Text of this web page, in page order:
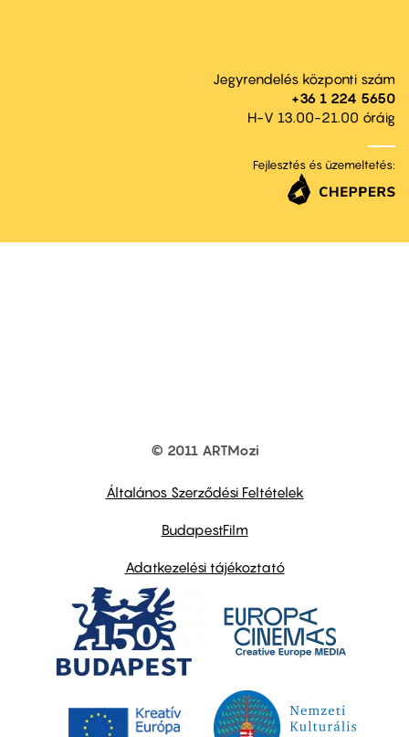
Jegyrendelés központi szám
+36 1 224 5650
H-V 13.00-21.00 óráig
Fejlesztés és üzemeltetés:
© 2011 ARTMozi
Általános Szerződési Feltételek
BudapestFilm
Adatkezelési tájékoztató